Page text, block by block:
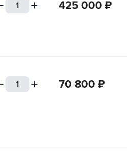
425 000 ₽
70 800 ₽